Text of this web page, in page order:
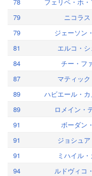
79
ニコラ
79
ジェーソン
81
エルコ・
84
チー・フ
87
マティッ
89
ハビエール・
89
ロメイン・
91
ボーダン
91
ジョシュ
91
ミハイル
94
ルドヴィコ